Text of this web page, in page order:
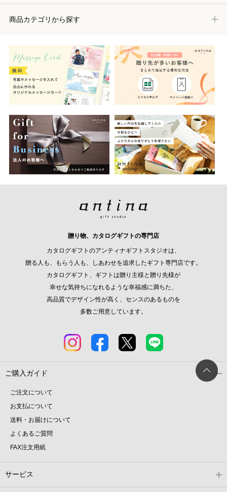
商品カテゴリから探す
贈り物、カタログギフトの専門店
カタログギフトのアンティナギフトスタジオは、
贈る人も、もらう人も、しあわせを追求したギフト専門店です。
カタログギフト、ギフトは贈り主様と贈り先様が
幸せな気持ちになれるような幸福感に満ちた、
高品質でデザイン性が高く、センスのあるものを
多数ご用意しています。
ご購入ガイド
ご注文について
お支払について
送料・お届けについて
よくあるご質問
FAX注文用紙
サービス